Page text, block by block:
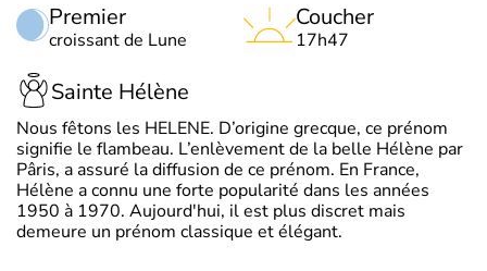
Premier
croissant de Lune
Coucher
17h47
Sainte Hélène
Nous fêtons les HELENE. D’origine grecque, ce prénom
signifie le flambeau. L’enlèvement de la belle Hélène par
Pâris, a assuré la diffusion de ce prénom. En France,
Hélène a connu une forte popularité dans les années
1950 à 1970. Aujourd'hui, il est plus discret mais
demeure un prénom classique et élégant.